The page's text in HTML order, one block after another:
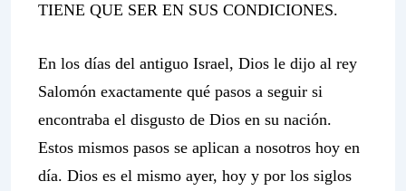
TIENE QUE SER EN SUS CONDICIONES.
En los días del antiguo Israel, Dios le dijo al rey
Salomón exactamente qué pasos a seguir si
encontraba el disgusto de Dios en su nación.
Estos mismos pasos se aplican a nosotros hoy en
día. Dios es el mismo ayer, hoy y por los siglos